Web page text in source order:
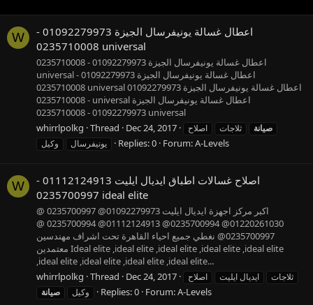
W
اعطال غسالة يونيفرسال الجيزة 01092279973 -
0235710008 universal
اعطال غسالة يونيفرسال الجيزة 01092279973 - 0235710008
universal اعطال غسالة يونيفرسال الجيزة 01092279973 -
0235710008 universal اعطال غسالة يونيفرسال الجيزة 01092279973
- 0235710008 universal اعطال غسالة يونيفرسال الجيزة
01092279973 - 0235710008 universal
whirrlpolkg Thread Dec 24, 2017 اصلاح ثلاجات
صيانة
وكيل
يونيفرسال Replies: 0 Forum:A-Levels
W
اصلاح غسالات اطباق ايديال ايليت 01112124913 -
0235700997 ideal elite
اكبر مركز اجهزة ايديال ايليت 01092279973@ 0235700997 @
01220261030@ 0235700994@ 01112124913@ 0235700994 @
0235700997@ نغطي جميع احياء القاهرة تحت اشراف مهندسين
معتمدين Ideal elite ,ideal elite ,ideal elite ,ideal elite ,ideal elite
,ideal elite ,ideal elite ,ideal elite ,ideal elite...
whirrlpolkg Thread Dec 24, 2017 اصلاح ايديال ايليت
ثلاجات
صيانة
وكيل Replies: 0 Forum:A-Levels